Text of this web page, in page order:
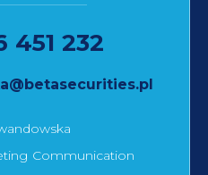
451 232
Communication